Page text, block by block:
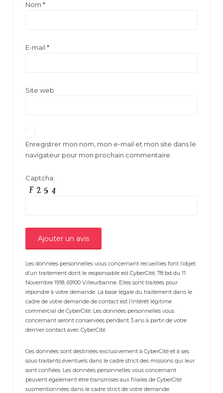
Nom *
E-mail *
Site web
Enregistrer mon nom, mon e-mail et mon site dans le
navigateur pour mon prochain commentaire.
Captcha:
Les données personnelles vous concernant recueillies font l’objet
d’un traitement dont le responsable est CyberCité, 78 bd du 11
Novembre 1918, 69100 Villeurbanne. Elles sont traitées pour
répondre à votre demande. La base légale du traitement dans le
cadre de votre demande de contact est l’intérêt légitime
commercial de CyberCité. Les données personnelles vous
concernant seront conservées pendant 3 ans à partir de votre
dernier contact avec CyberCité.
Ces données sont destinées exclusivement à CyberCité et à ses
sous-traitants éventuels dans le cadre strict des missions qui leur
sont confiées. Les données personnelles vous concernant
peuvent également être transmises aux filiales de CyberCité
susmentionnées dans le cadre strict de votre demande.